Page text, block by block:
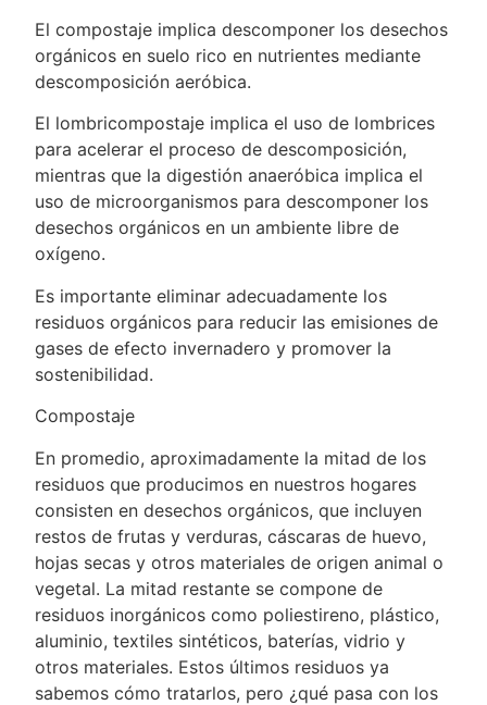
El compostaje implica descomponer los desechos
orgánicos en suelo rico en nutrientes mediante
descomposición aeróbica.
El lombricompostaje implica el uso de lombrices
para acelerar el proceso de descomposición,
mientras que la digestión anaeróbica implica el
uso de microorganismos para descomponer los
desechos orgánicos en un ambiente libre de
oxígeno.
Es importante eliminar adecuadamente los
residuos orgánicos para reducir las emisiones de
gases de efecto invernadero y promover la
sostenibilidad.
Compostaje
En promedio, aproximadamente la mitad de los
residuos que producimos en nuestros hogares
consisten en desechos orgánicos, que incluyen
restos de frutas y verduras, cáscaras de huevo,
hojas secas y otros materiales de origen animal o
vegetal. La mitad restante se compone de
residuos inorgánicos como poliestireno, plástico,
aluminio, textiles sintéticos, baterías, vidrio y
otros materiales. Estos últimos residuos ya
sabemos cómo tratarlos, pero ¿qué pasa con los